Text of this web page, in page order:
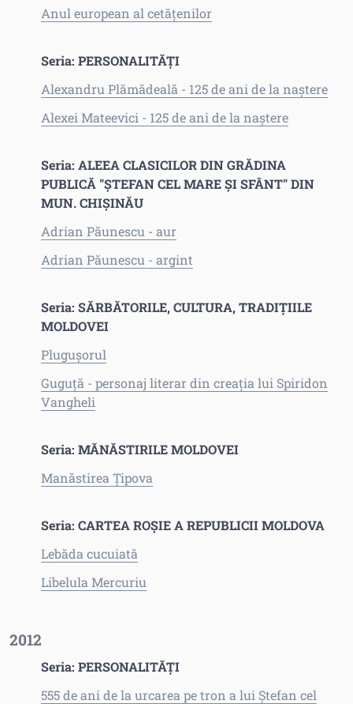
Anul european al cetăţenilor
Seria: PERSONALITĂŢI
Alexandru Plămădeală - 125 de ani de la naştere
Alexei Mateevici - 125 de ani de la naştere
Seria: ALEEA CLASICILOR DIN GRĂDINA
PUBLICĂ "ŞTEFAN CEL MARE ŞI SFÂNT" DIN
MUN. CHIŞINĂU
Adrian Păunescu - aur
Adrian Păunescu - argint
Seria: SĂRBĂTORILE, CULTURA, TRADIŢIILE
MOLDOVEI
Pluguşorul
Guguţă - personaj literar din creaţia lui Spiridon
Vangheli
Seria: MĂNĂSTIRILE MOLDOVEI
Manăstirea Ţipova
Seria: CARTEA ROŞIE A REPUBLICII MOLDOVA
Lebăda cucuiată
Libelula Mercuriu
2012
Seria: PERSONALITĂŢI
555 de ani de la urcarea pe tron a lui Ştefan cel